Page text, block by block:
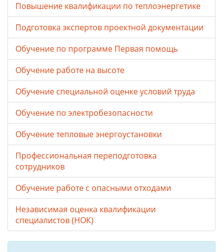
Повышение квалификации по теплоэнергетике
Подготовка экспертов проектной документации
Обучение по программе Первая помощь
Обучение работе на высоте
Обучение специальной оценке условий труда
Обучение по электробезопасности
Обучение тепловые энергоустановки
Профессиональная переподготовка
сотрудников
Обучение работе с опасными отходами
Независимая оценка квалификации
специалистов (НОК)